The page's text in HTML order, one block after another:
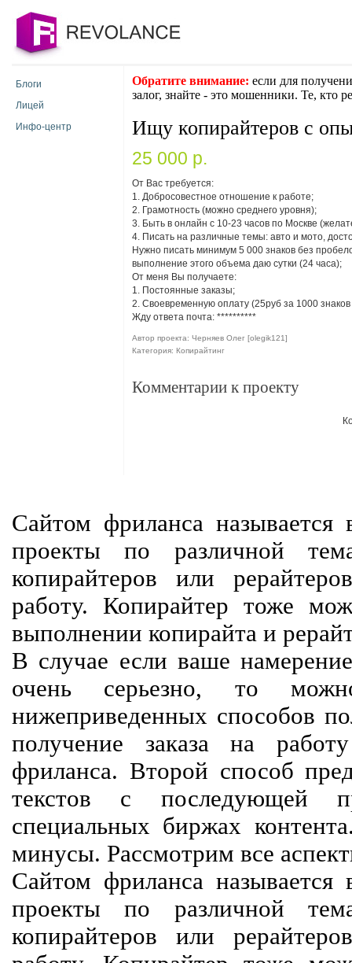
Блоги
Лицей
Инфо-центр
Обратите внимание: если для
залог, знайте - это мошенники. Те, кто
Ищу копирайтеров с
25 000 p.
От Вас требуется:
1. Добросовестное отношение к работе;
2. Грамотность (можно среднего уровня);
3. Быть в онлайн с 10-23 часов по Москве
4. Писать на различные темы: авто и мото,
Нужно писать минимум 5 000 знаков без
выполнение этого объема даю сутки (24 часа);
От меня Вы получаете:
1. Постоянные заказы;
2. Своевременную оплату (25руб за 1000
Жду ответа почта: **********
Автор проекта: Черняев Олег [olegik121]
Категория: Копирайтинг
Комментарии к проекту
Сайтом фриланса называется
проекты по различной
копирайтеров или
работу. Копирайтер тоже
выполнении копирайта и
В случае если ваше
очень серьезно, то
нижеприведенных способов
получение заказа на
фриланса. Второй способ
текстов с последующей
специальных биржах
минусы. Рассмотрим все
Сайтом фриланса называется
проекты по различной
копирайтеров или